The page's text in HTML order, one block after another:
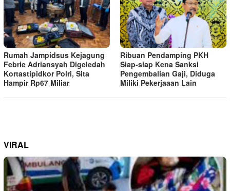
Rumah Jampidsus Kejagung
Febrie Adriansyah Digeledah
Kortastipidkor Polri, Sita
Hampir Rp67 Miliar
Ribuan Pendamping PKH
Siap-siap Kena Sanksi
Pengembalian Gaji, Diduga
Miliki Pekerjaaan Lain
VIRAL